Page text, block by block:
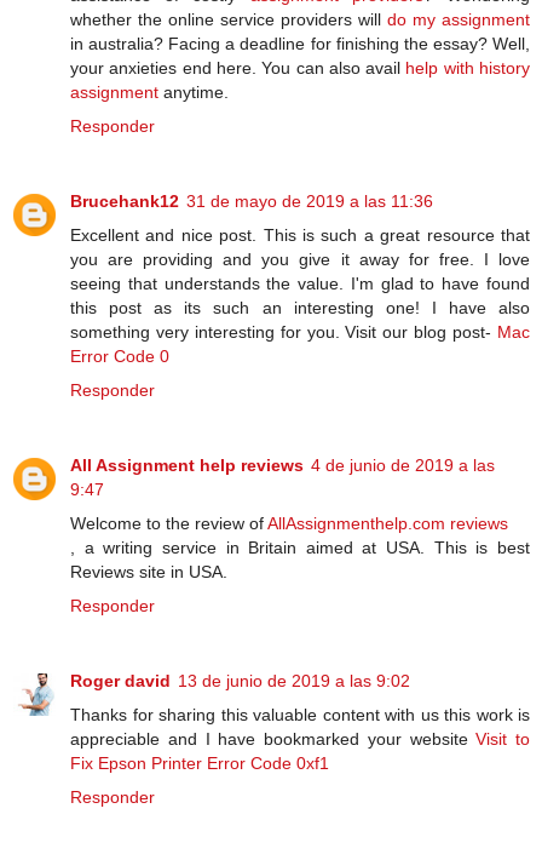
whether the online service providers will do my assignment
in australia? Facing a deadline for finishing the essay? Well,
your anxieties end here. You can also avail help with history
assignment anytime.
Responder
Brucehank12 31 de mayo de 2019 a las 11:36
Excellent and nice post. This is such a great resource that
you are providing and you give it away for free. I love
seeing that understands the value. I'm glad to have found
this post as its such an interesting one! I have also
something very interesting for you. Visit our blog post- Mac
Error Code 0
Responder
All Assignment help reviews 4 de junio de 2019 a las
9:47
Welcome to the review ofAllAssignmenthelp.com reviews
, a writing service in Britain aimed at USA. This is best
Reviews site in USA.
Responder
Roger david 13 de junio de 2019 a las 9:02
Thanks for sharing this valuable content with us this work is
appreciable and I have bookmarked your websiteVisit to
Fix Epson Printer Error Code 0xf1
Responder